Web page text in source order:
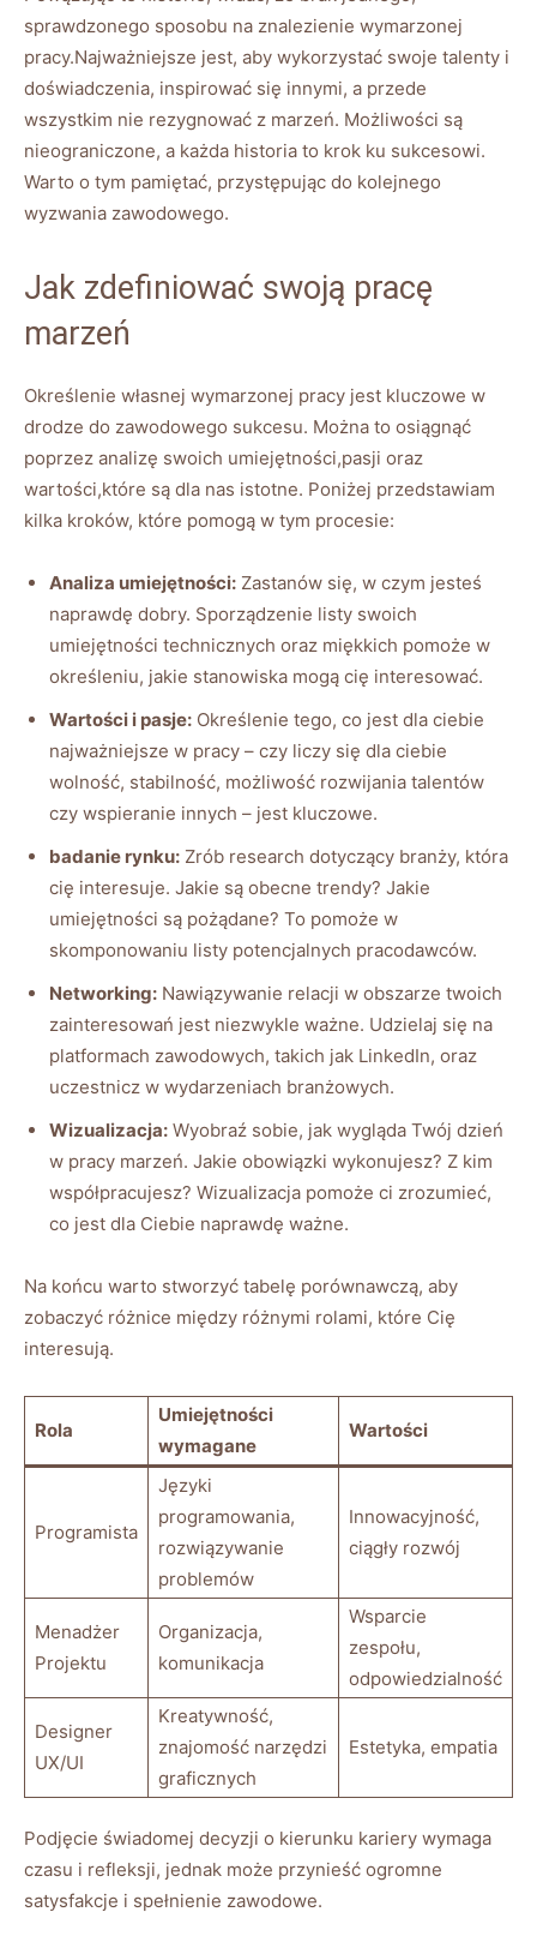
sprawdzonego sposobu na znalezienie wymarzonej
pracy.Najważniejsze jest, aby wykorzystać swoje talenty i
doświadczenia, inspirować się innymi, a przede
wszystkim nie rezygnować z marzeń. Możliwości są
nieograniczone, a każda historia to krok ku sukcesowi.
Warto o tym pamiętać, przystępując do kolejnego
wyzwania zawodowego.
Jak zdefiniować swoją pracę
marzeń
Określenie własnej wymarzonej pracy jest kluczowe w
drodze do zawodowego sukcesu. Można to osiągnąć
poprzez analizę swoich umiejętności,pasji oraz
wartości,które są dla nas istotne. Poniżej przedstawiam
kilka kroków, które pomogą w tym procesie:
Analiza umiejętności: Zastanów się, w czym jesteś
naprawdę dobry. Sporządzenie listy swoich
umiejętności technicznych oraz miękkich pomoże w
określeniu, jakie stanowiska mogą cię interesować.
Wartości i pasje: Określenie tego, co jest dla ciebie
najważniejsze w pracy – czy liczy się dla ciebie
wolność, stabilność, możliwość rozwijania talentów
czy wspieranie innych – jest kluczowe.
badanie rynku: Zrób research dotyczący branży, która
cię interesuje. Jakie są obecne trendy? Jakie
umiejętności są pożądane? To pomoże w
skomponowaniu listy potencjalnych pracodawców.
Networking: Nawiązywanie relacji w obszarze twoich
zainteresowań jest niezwykle ważne. Udzielaj się na
platformach zawodowych, takich jak LinkedIn, oraz
uczestnicz w wydarzeniach branżowych.
Wizualizacja: Wyobraź sobie, jak wygląda Twój dzień
w pracy marzeń. Jakie obowiązki wykonujesz? Z kim
współpracujesz? Wizualizacja pomoże ci zrozumieć,
co jest dla Ciebie naprawdę ważne.
Na końcu warto stworzyć tabelę porównawczą, aby
zobaczyć różnice między różnymi rolami, które Cię
interesują.
Rola
Umiejętności
wymagane
Wartości
Programista
Języki
programowania,
rozwiązywanie
problemów
Innowacyjność,
ciągły rozwój
Menadżer
Projektu
Organizacja,
komunikacja
Wsparcie
zespołu,
odpowiedzialność
Designer
UX/UI
Kreatywność,
znajomość narzędzi
graficznych
Estetyka, empatia
Podjęcie świadomej decyzji o kierunku kariery wymaga
czasu i refleksji, jednak może przynieść ogromne
satysfakcje i spełnienie zawodowe.